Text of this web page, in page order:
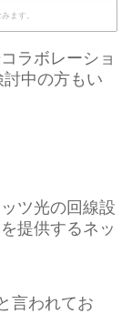
ます。
ラボレーショ
中の方もい
ツ光の回線設
提供するネッ
言われてお